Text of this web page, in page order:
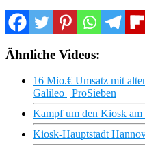
Ähnliche Videos:
16 Mio.€ Umsatz mit
Galileo | ProSieben
Kampf um den Kiosk
Kiosk-Hauptstadt